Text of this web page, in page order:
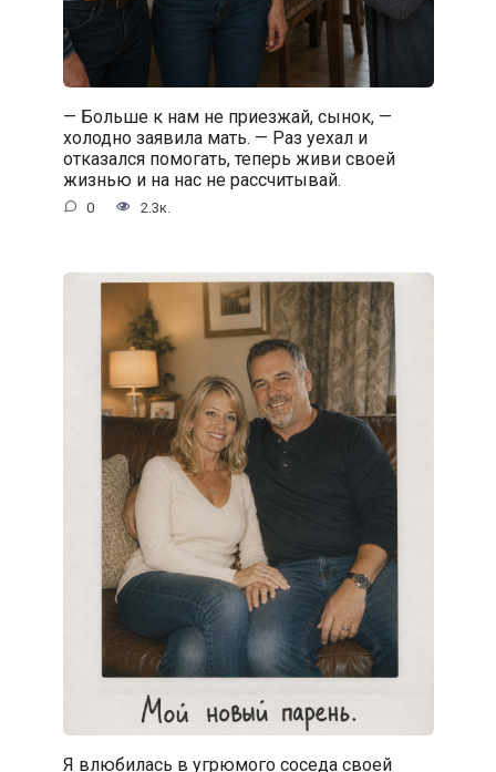
— Больше к нам не приезжай, сынок, —
холодно заявила мать. — Раз уехал и
отказался помогать, теперь живи своей
жизнью и на нас не рассчитывай.
0 2.3к.
Я влюбилась в угрюмого соседа своей